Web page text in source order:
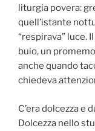
liturgia povera:
quell’istante
“respirava” luce.
buio, un
anche quando
chiedeva
C’era dolcezza e
Dolcezza nello